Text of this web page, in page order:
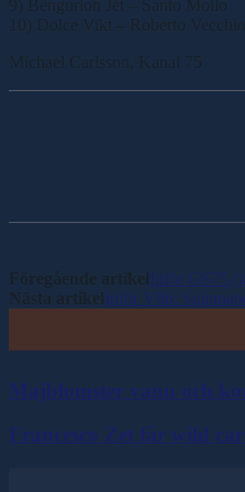
9) Bengurion Jet – Santo Mollo
10) Dolce Vikt – Roberto
Michael Carlsson, Kanal 75
Föregående artikelInför GS75
Nästa artikelInför V86:
Majblomster vann och
Francesco Zet får wild